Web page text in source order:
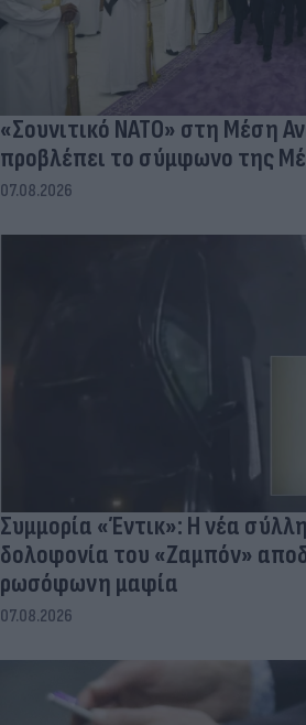
«Σουνιτικό ΝΑΤΟ» στη Μέση
προβλέπει το σύμφωνο της
07.08.2026
Συμμορία «Έντικ»: Η νέα
δολοφονία του «Ζαμπόν»
ρωσόφωνη μαφία
07.08.2026